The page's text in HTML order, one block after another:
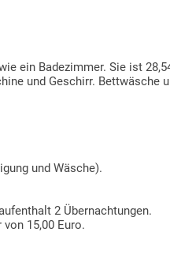
ein Badezimmer. Sie ist
und Geschirr. Bettwäsche
und Wäsche).
2 Übernachtungen.
15,00 Euro.